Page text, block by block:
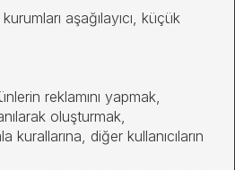
aşağılayıcı, küçük
reklamını yapmak,
oluşturmak,
diğer kullanıcıların